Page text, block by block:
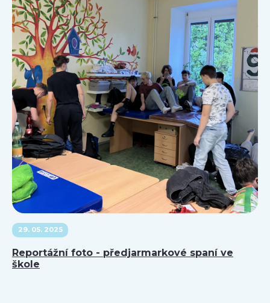
29. 05. 2025
Reportážní foto - předjarmarkové spaní ve
škole